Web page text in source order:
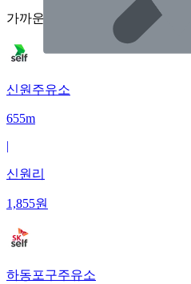
가까운순
신원주유소
655m
|
신원리
1,855원
하동포구주유소